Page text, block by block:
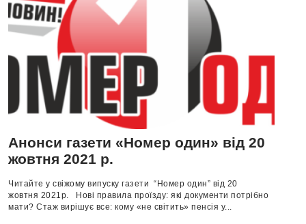
Анонси газети «Номер один» від 20
жовтня 2021 р.
Читайте у свіжому випуску газети “Номер один” від 20
жовтня 2021р. Нові правила проїзду: які документи потрібно
мати? Стаж вирішує все: кому «не світить» пенсія у...